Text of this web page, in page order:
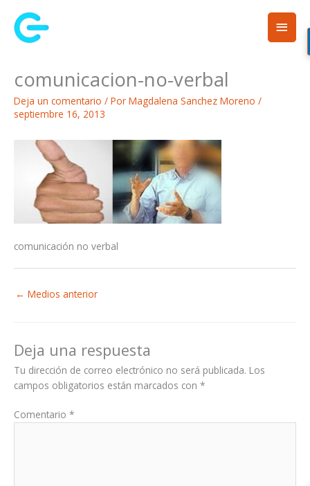
contenido
comunicacion-no-verbal
Deja un comentario / Por Magdalena Sanchez Moreno /
septiembre 16, 2013
comunicación no verbal
← Medios anterior
Deja una respuesta
Tu dirección de correo electrónico no será publicada. Los
campos obligatorios están marcados con *
Comentario *